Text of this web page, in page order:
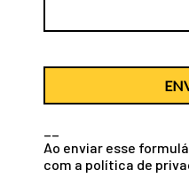
Ao enviar esse
com a política de